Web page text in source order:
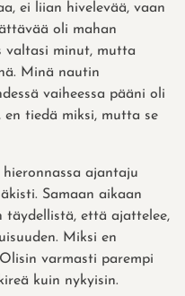
ei liian hivelevää, vaan
oli mahan
valtasi minut, mutta
Minä nautin
vaiheessa pääni oli
en tiedä miksi, mutta se
ajantaju
Samaan aikaan
täydellistä, että ajattelee,
Miksi en
varmasti parempi
kuin nykyisin.